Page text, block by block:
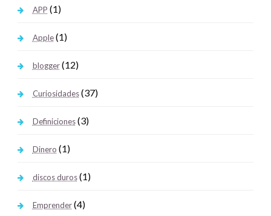
APP (1)
Apple(1)
blogger(12)
Curiosidades(37)
Definiciones(3)
Dinero (1)
discos duros(1)
Emprender(4)